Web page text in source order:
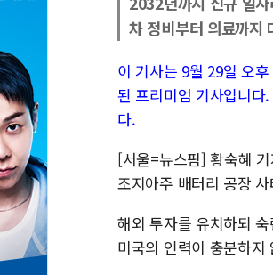
차 정비부터 의료까지
이 기사는 9월 29일 오
된 프리미엄 기사입니다
다.
[서울=뉴스핌] 황숙혜
조지아주 배터리 공장
해외 투자를 유치하되
미국의 인력이 충분하